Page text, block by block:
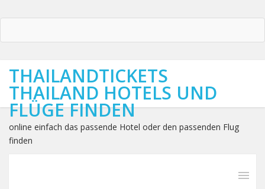
THAILANDTICKETS
THAILAND HOTELS UND
FLÜGE FINDEN
online einfach das passende Hotel oder den passenden Flug
finden